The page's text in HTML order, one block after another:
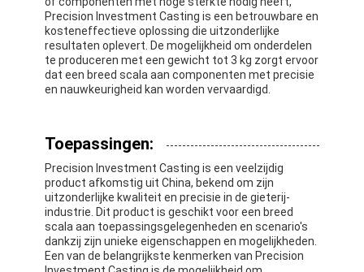
Huis
Producten
Ongeveer ons
Precision Investment Casting is een betrouwbare en
kosteneffectieve oplossing die uitzonderlijke
resultaten oplevert. De mogelijkheid om onderdelen
te produceren met een gewicht tot 3 kg zorgt ervoor
dat een breed scala aan componenten met precisie
en nauwkeurigheid kan worden vervaardigd.
Toepassingen:
Precision Investment Casting is een veelzijdig
product afkomstig uit China, bekend om zijn
uitzonderlijke kwaliteit en precisie in de gieterij-
industrie. Dit product is geschikt voor een breed
scala aan toepassingsgelegenheden en scenario's
dankzij zijn unieke eigenschappen en mogelijkheden.
Een van de belangrijkste kenmerken van Precision